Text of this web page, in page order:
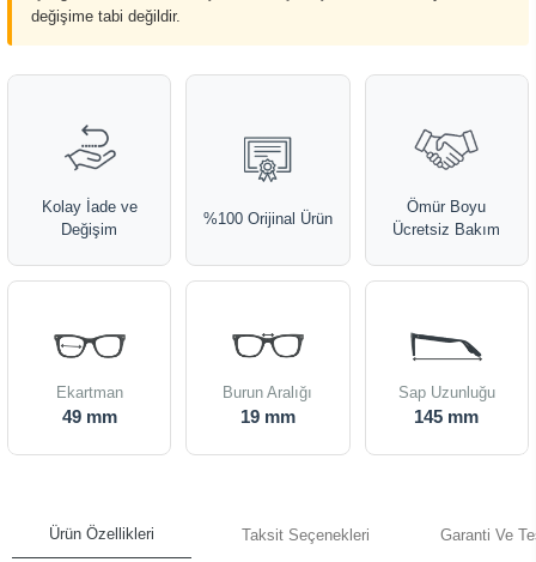
değişime tabi değildir.
Kolay İade ve
Değişim
%100 Orijinal Ürün
Ömür Boyu
Ücretsiz Bakım
Ekartman
49 mm
Burun Aralığı
19 mm
Sap Uzunluğu
145 mm
Ürün Özellikleri Taksit Seçenekleri Garanti Ve